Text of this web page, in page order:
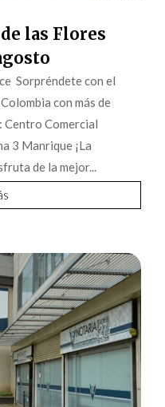
las Flores
Sorpréndete con el
con más de
Centro Comercial
3 Manrique ¡La
de la mejor...